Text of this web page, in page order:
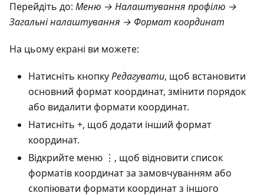
Перейдіть до: Меню → Налаштування профілю →
Загальні налаштування → Формат координат
На цьому екрані ви можете:
Натисніть кнопкуРедагувати, щоб встановити
основний формат координат, змінити порядок
або видалити формати координат.
Натисніть +, щоб додати інший формат
координат.
Відкрийте меню ⋮, щоб відновити список
форматів координат за замовчуванням або
скопіювати формати координат з іншого